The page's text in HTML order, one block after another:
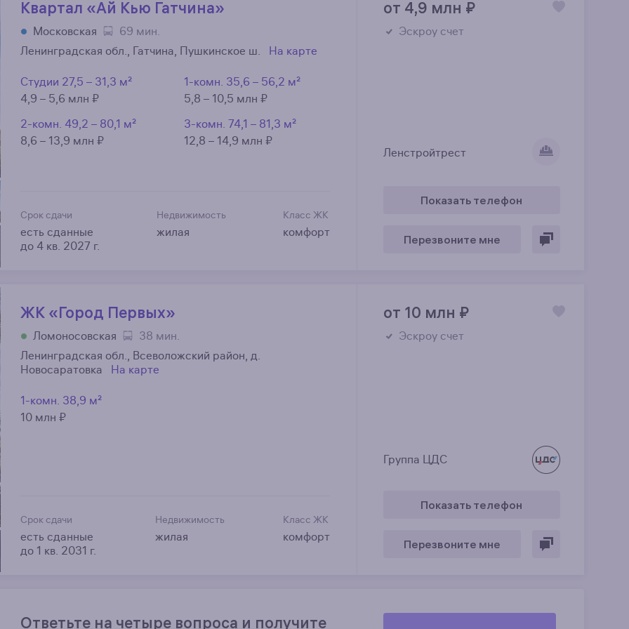
Квартал «Ай Кью Гатчина»
Московская
69 мин.
Ленинградская обл., Гатчина, Пушкинское ш.
На карте
Студии 27,5 – 31,3 м²
4,9 – 5,6 млн ₽
1-комн. 35,6 – 56,2 м²
5,8 – 10,5 млн ₽
2-комн. 49,2 – 80,1 м²
8,6 – 13,9 млн ₽
3-комн. 74,1 – 81,3 м²
12,8 – 14,9 млн ₽
Срок сдачи
есть сданные
до 4 кв. 2027 г.
Недвижимость
жилая
Класс ЖК
комфорт
от 4,9 млн ₽
Эскроу счет
Ленстройтрест
Показать телефон
Перезвоните мне
ЖК «Город Первых»
Ломоносовская
38 мин.
Ленинградская обл., Всеволожский район, д.
Новосаратовка
На карте
1-комн. 38,9 м²
10 млн ₽
Срок сдачи
есть сданные
до 1 кв. 2031 г.
Недвижимость
жилая
Класс ЖК
комфорт
от 10 млн ₽
Эскроу счет
Группа ЦДС
Показать телефон
Перезвоните мне
Ответьте на четыре вопроса и получите